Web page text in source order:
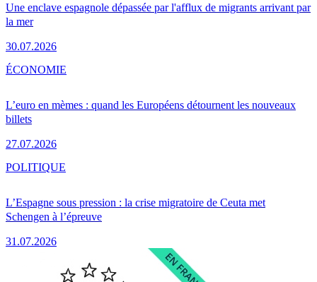
Une enclave espagnole dépassée par l'afflux de migrants arrivant par
la mer
30.07.2026
L’euro en mèmes : quand les Européens détournent les nouveaux
billets
27.07.2026
ÉCONOMIE
L’Espagne sous pression : la crise migratoire de Ceuta met
Schengen à l’épreuve
31.07.2026
POLITIQUE